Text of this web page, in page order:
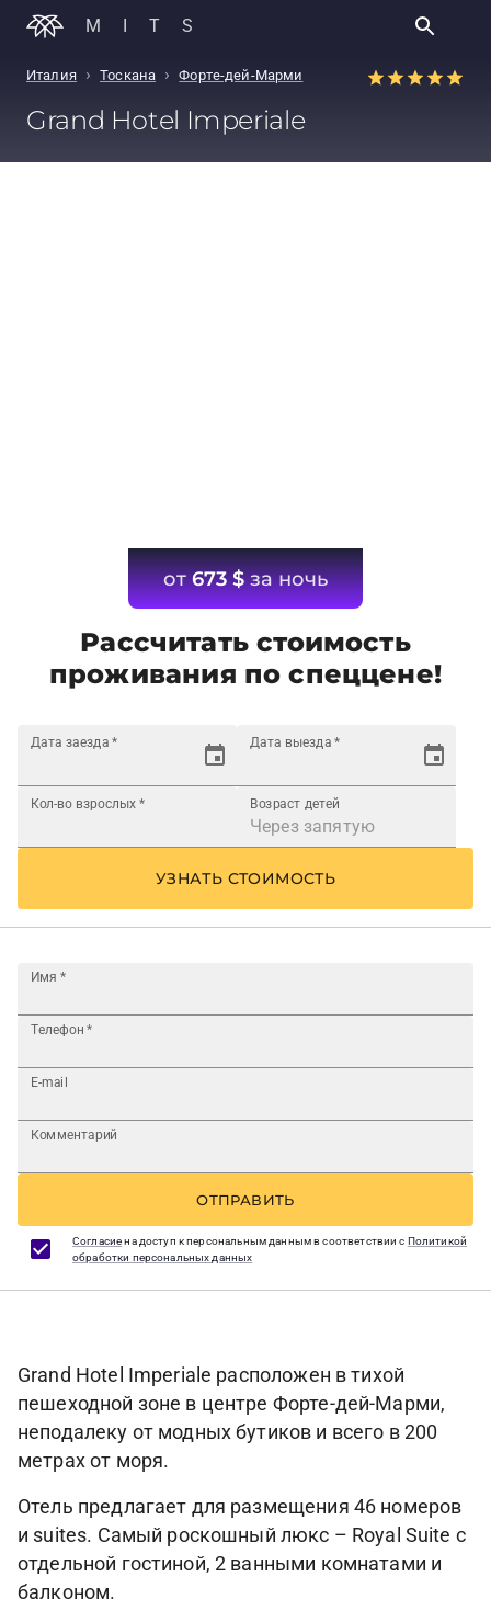
MITS
Италия › Тоскана › Форте-дей-Марми
Grand Hotel Imperiale
от673 $за ночь
Рассчитать стоимость
проживания по спеццене!
Дата заезда * Дата выезда *
Кол-во взрослых * Возраст детей
УЗНАТЬ СТОИМОСТЬ
Имя *
Телефон *
E-mail
Комментарий
ОТПРАВИТЬ
Согласиена доступ к персональным данным в соответствии с Политикой
обработки персональных данных
Grand Hotel Imperiale расположен в тихой
пешеходной зоне в центре Форте-дей-Марми,
неподалеку от модных бутиков и всего в 200
метрах от моря.
Отель предлагает для размещения 46 номеров
и suites. Самый роскошный люкс – Royal Suite с
отдельной гостиной, 2 ванными комнатами и
балконом.